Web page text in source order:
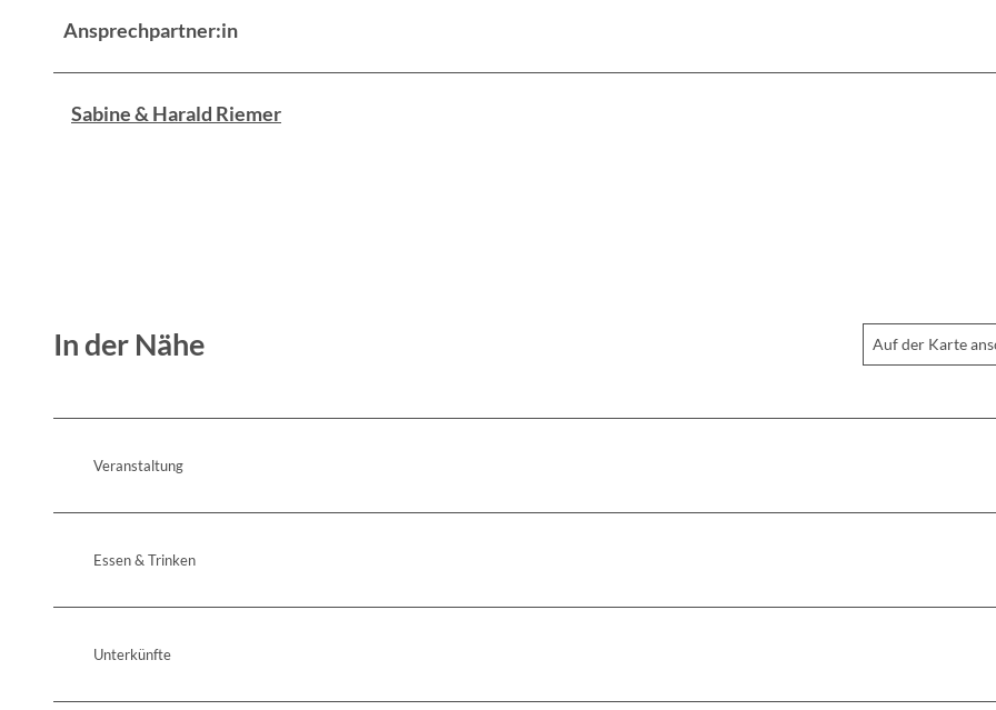
Ansprechpartner:in
Sabine & Harald Riemer
In der Nähe Auf der Karte
Veranstaltung
Essen & Trinken
Unterkünfte